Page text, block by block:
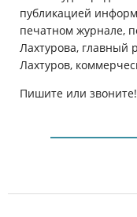
публикацией
печатном журнале,
Лахтурова, главный
Лахтуров,
Пишите или